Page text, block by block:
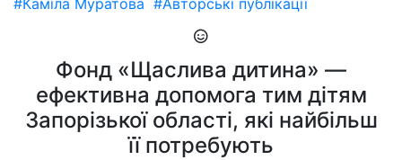
#Каміла Муратова #Авторські публікації
Фонд «Щаслива дитина» —
ефективна допомога тим дітям
Запорізької області, які найбільш
її потребують